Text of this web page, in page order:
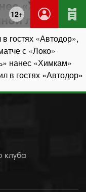
12+
«Химкам»
лиге
гостях «Автодор»,
с «Локо»
нанес «Химкам»
в гостях «Автодор»
клуба